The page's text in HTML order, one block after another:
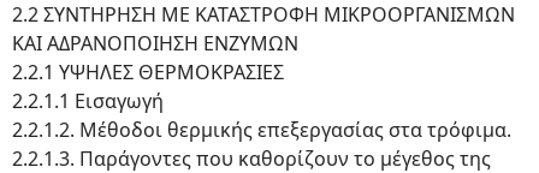
2.2 ΣΥΝΤΗΡΗΣΗ ΜΕ ΚΑΤΑΣΤΡΟΦΗ ΜΙΚΡΟΟΡΓΑΝΙΣΜΩΝ
ΚΑΙ ΑΔΡΑΝΟΠΟΙΗΣΗ ΕΝΖΥΜΩΝ
2.2.1 ΥΨΗΛΕΣ ΘΕΡΜΟΚΡΑΣΙΕΣ
2.2.1.1 Εισαγωγή
2.2.1.2. Μέθοδοι θερμικής επεξεργασίας στα τρόφιμα.
2.2.1.3. Παράγοντες που καθορίζουν το μέγεθος της